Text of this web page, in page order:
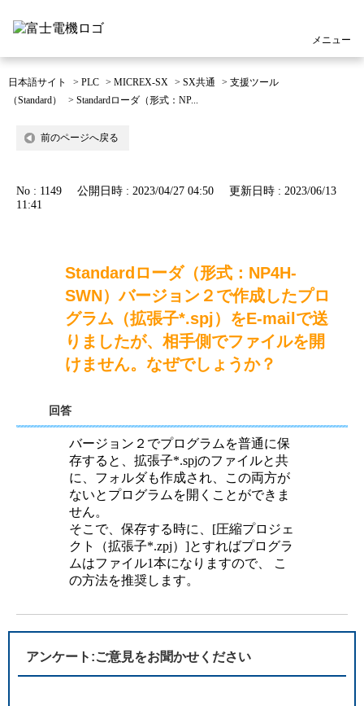
メニュー
日本語サイト > PLC > MICREX-SX > SX共通 > 支援ツール
（Standard）
> Standardローダ（形式：NP...
前のページへ戻る
No : 1149 公開日時 : 2023/04/27 04:50
更新日時 : 2023/06/13
11:41
Standardローダ（形式：NP4H-
SWN）バージョン２で作成したプロ
グラム（拡張子*.spj）をE-mailで送
りましたが、相手側でファイルを開
けません。なぜでしょうか？
回答
バージョン２でプログラムを普通に保
存すると、拡張子*.spjのファイルと共
に、フォルダも作成され、この両方が
ないとプログラムを開くことができま
せん。
そこで、保存する時に、[圧縮プロジェ
クト（拡張子*.zpj）]とすればプログラ
ムはファイル1本になりますので、 こ
の方法を推奨します。
アンケート:ご意見をお聞かせください